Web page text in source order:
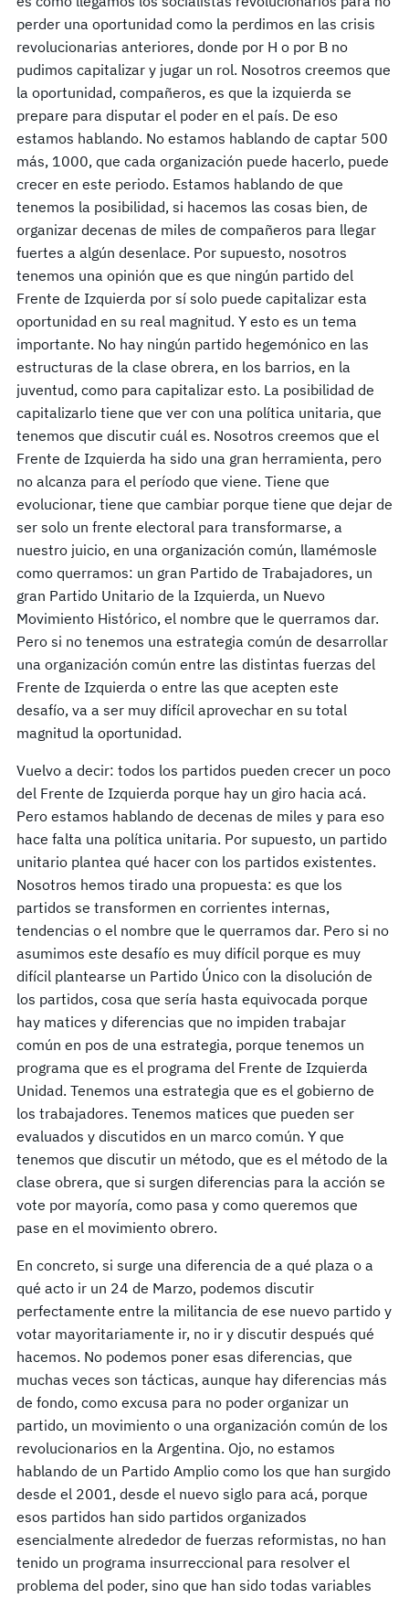
perder una oportunidad como la perdimos en las crisis
revolucionarias anteriores, donde por H o por B no
pudimos capitalizar y jugar un rol. Nosotros creemos que
la oportunidad, compañeros, es que la izquierda se
prepare para disputar el poder en el país. De eso
estamos hablando. No estamos hablando de captar 500
más, 1000, que cada organización puede hacerlo, puede
crecer en este periodo. Estamos hablando de que
tenemos la posibilidad, si hacemos las cosas bien, de
organizar decenas de miles de compañeros para llegar
fuertes a algún desenlace. Por supuesto, nosotros
tenemos una opinión que es que ningún partido del
Frente de Izquierda por sí solo puede capitalizar esta
oportunidad en su real magnitud. Y esto es un tema
importante. No hay ningún partido hegemónico en las
estructuras de la clase obrera, en los barrios, en la
juventud, como para capitalizar esto. La posibilidad de
capitalizarlo tiene que ver con una política unitaria, que
tenemos que discutir cuál es. Nosotros creemos que el
Frente de Izquierda ha sido una gran herramienta, pero
no alcanza para el período que viene. Tiene que
evolucionar, tiene que cambiar porque tiene que dejar de
ser solo un frente electoral para transformarse, a
nuestro juicio, en una organización común, llamémosle
como querramos: un gran Partido de Trabajadores, un
gran Partido Unitario de la Izquierda, un Nuevo
Movimiento Histórico, el nombre que le querramos dar.
Pero si no tenemos una estrategia común de desarrollar
una organización común entre las distintas fuerzas del
Frente de Izquierda o entre las que acepten este
desafío, va a ser muy difícil aprovechar en su total
magnitud la oportunidad.
Vuelvo a decir: todos los partidos pueden crecer un poco
del Frente de Izquierda porque hay un giro hacia acá.
Pero estamos hablando de decenas de miles y para eso
hace falta una política unitaria. Por supuesto, un partido
unitario plantea qué hacer con los partidos existentes.
Nosotros hemos tirado una propuesta: es que los
partidos se transformen en corrientes internas,
tendencias o el nombre que le querramos dar. Pero si no
asumimos este desafío es muy difícil porque es muy
difícil plantearse un Partido Único con la disolución de
los partidos, cosa que sería hasta equivocada porque
hay matices y diferencias que no impiden trabajar
común en pos de una estrategia, porque tenemos un
programa que es el programa del Frente de Izquierda
Unidad. Tenemos una estrategia que es el gobierno de
los trabajadores. Tenemos matices que pueden ser
evaluados y discutidos en un marco común. Y que
tenemos que discutir un método, que es el método de la
clase obrera, que si surgen diferencias para la acción se
vote por mayoría, como pasa y como queremos que
pase en el movimiento obrero.
En concreto, si surge una diferencia de a qué plaza o a
qué acto ir un 24 de Marzo, podemos discutir
perfectamente entre la militancia de ese nuevo partido y
votar mayoritariamente ir, no ir y discutir después qué
hacemos. No podemos poner esas diferencias, que
muchas veces son tácticas, aunque hay diferencias más
de fondo, como excusa para no poder organizar un
partido, un movimiento o una organización común de los
revolucionarios en la Argentina. Ojo, no estamos
hablando de un Partido Amplio como los que han surgido
desde el 2001, desde el nuevo siglo para acá, porque
esos partidos han sido partidos organizados
esencialmente alrededor de fuerzas reformistas, no han
tenido un programa insurreccional para resolver el
problema del poder, sino que han sido todas variables